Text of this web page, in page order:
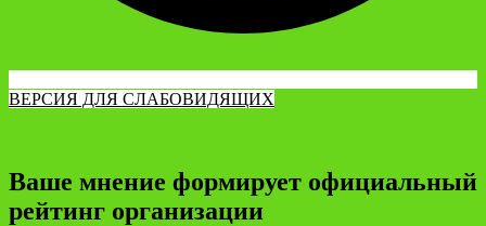
ВЕРСИЯ ДЛЯ СЛАБОВИДЯЩИХ
Ваше мнение формирует официальный
рейтинг организации